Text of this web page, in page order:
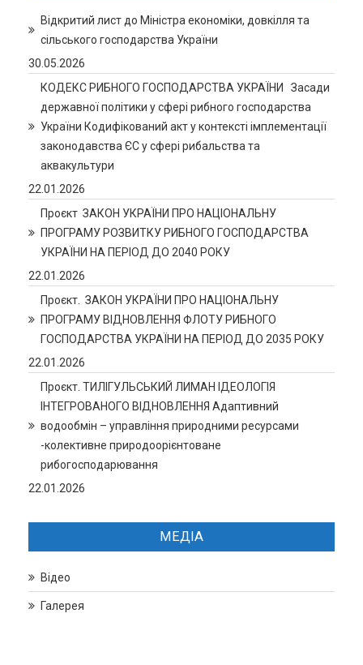
Відкритий лист до Міністра економіки, довкілля та
сільського господарства України
30.05.2026
КОДЕКС РИБНОГО ГОСПОДАРСТВА УКРАЇНИ Засади
державної політики у сфері рибного господарства
України Кодифікований акт у контексті імплементації
законодавства ЄС у сфері рибальства та
аквакультури
22.01.2026
Проєкт ЗАКОН УКРАЇНИ ПРО НАЦІОНАЛЬНУ
ПРОГРАМУ РОЗВИТКУ РИБНОГО ГОСПОДАРСТВА
УКРАЇНИ НА ПЕРІОД ДО 2040 РОКУ
22.01.2026
Проєкт. ЗАКОН УКРАЇНИ ПРО НАЦІОНАЛЬНУ
ПРОГРАМУ ВІДНОВЛЕННЯ ФЛОТУ РИБНОГО
ГОСПОДАРСТВА УКРАЇНИ НА ПЕРІОД ДО 2035 РОКУ
22.01.2026
Проєкт. ТИЛІГУЛЬСЬКИЙ ЛИМАН ІДЕОЛОГІЯ
ІНТЕГРОВАНОГО ВІДНОВЛЕННЯ Адаптивний
водообмін – управління природними ресурсами
-колективне природоорієнтоване
рибогосподарювання
22.01.2026
МЕДІА
Відео
Галерея